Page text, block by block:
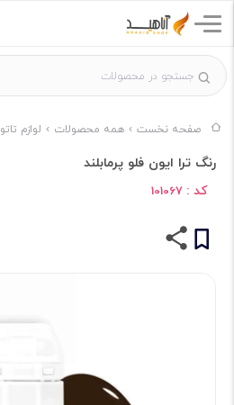
صفحه نخست همه محصولات لوازم تاتو
رنگ ترا ایون فلو پرمابلند
کد : 101067